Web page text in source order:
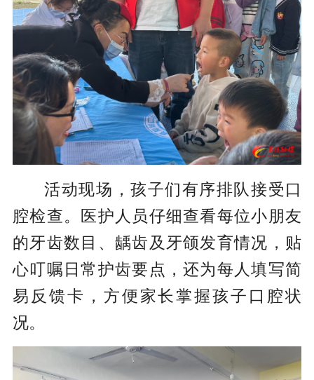
活动现场，孩子们有序排队接受口
腔检查。医护人员仔细查看每位小朋友
的牙齿数目、龋齿及牙颌发育情况，贴
心叮嘱日常护齿要点，还为每人填写简
易反馈卡，方便家长掌握孩子口腔状
况。